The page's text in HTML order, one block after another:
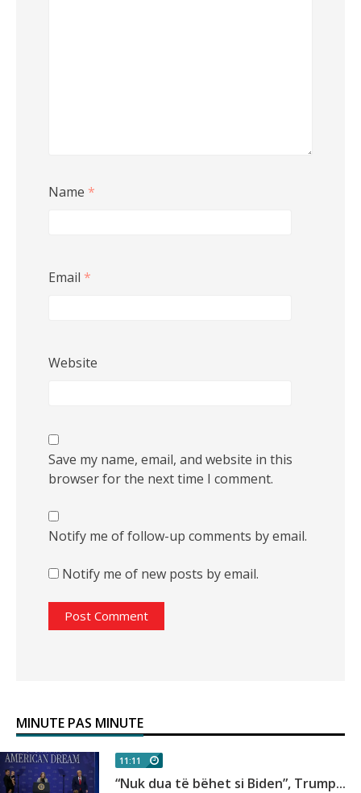
Name *
Email *
Website
Save my name, email, and website in this
browser for the next time I comment.
Notify me of follow-up comments by email.
Notify me of new posts by email.
MINUTE PAS MINUTE
11:11
“Nuk dua të bëhet si Biden”, Trump...